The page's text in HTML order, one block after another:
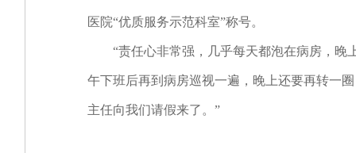
医院“优质服务示范科室”称号。
“责任心非常强，几乎每天都泡在病房，晚上
午下班后再到病房巡视一遍，晚上还要再转一
主任向我们请假来了。”